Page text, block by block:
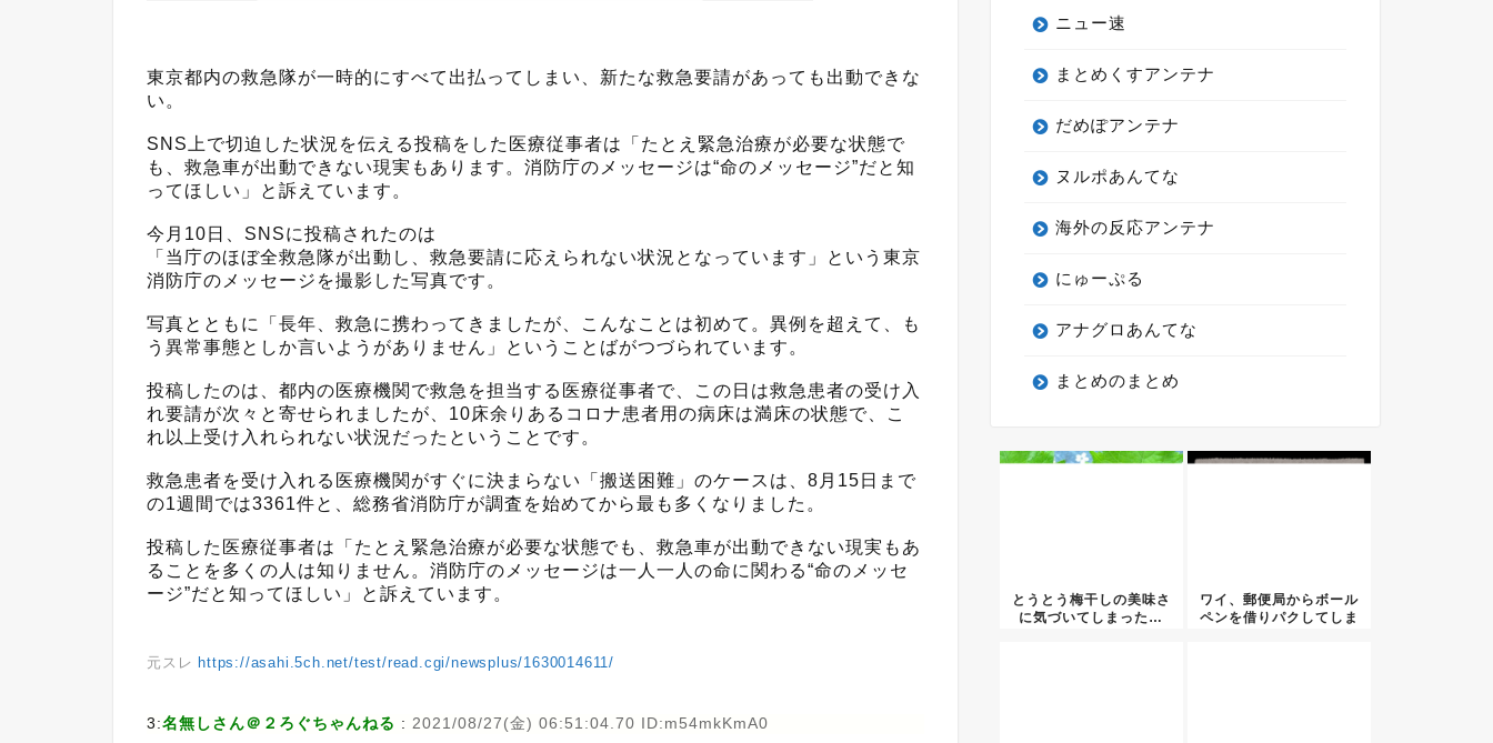
東京都内の救急隊が一時的にすべて出払ってしまい、新たな救急要請があっても出動できな
い。
SNS上で切迫した状況を伝える投稿をした医療従事者は「たとえ緊急治療が必要な状態で
も、救急車が出動できない現実もあります。消防庁のメッセージは“命のメッセージ”だと知
ってほしい」と訴えています。
今月10日、SNSに投稿されたのは
「当庁のほぼ全救急隊が出動し、救急要請に応えられない状況となっています」という東京
消防庁のメッセージを撮影した写真です。
写真とともに「長年、救急に携わってきましたが、こんなことは初めて。異例を超えて、も
う異常事態としか言いようがありません」ということばがつづられています。
投稿したのは、都内の医療機関で救急を担当する医療従事者で、この日は救急患者の受け入
れ要請が次々と寄せられましたが、10床余りあるコロナ患者用の病床は満床の状態で、こ
れ以上受け入れられない状況だったということです。
救急患者を受け入れる医療機関がすぐに決まらない「搬送困難」のケースは、8月15日まで
の1週間では3361件と、総務省消防庁が調査を始めてから最も多くなりました。
投稿した医療従事者は「たとえ緊急治療が必要な状態でも、救急車が出動できない現実もあ
ることを多くの人は知りません。消防庁のメッセージは一人一人の命に関わる“命のメッセ
ージ”だと知ってほしい」と訴えています。
元スレ https://asahi.5ch.net/test/read.cgi/newsplus/1630014611/
3:名無しさん＠２ろぐちゃんねる : 2021/08/27(金) 06:51:04.70 ID:m54mkKmA0
ニュー速
まとめくすアンテナ
だめぽアンテナ
ヌルポあんてな
海外の反応アンテナ
にゅーぷる
アナグロあんてな
まとめのまとめ
とうとう梅干しの美味さ
に気づいてしまった…
ワイ、郵便局からボール
ペンを借りパクしてしま